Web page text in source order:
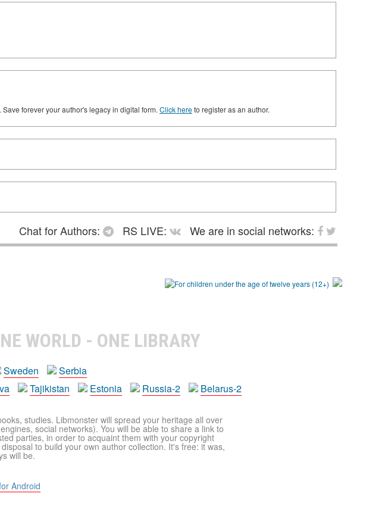
forever your author's legacy in digital form. Click hereto register as an author.
Chat for Authors: RS LIVE:
We are in social networks:
WORLD - ONE LIBRARY
Sweden
Serbia
Tajikistan Estonia Russia-2 Belarus-2
studies. Libmonster will spread your heritage all over
social networks). You will be able to share a link to
parties, in order to acquaint them with your copyright
to build your own author collection. It's free: it was,
will be.
Android